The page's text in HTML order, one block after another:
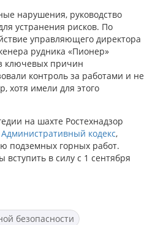
нарушения, руководство
устранения рисков. По
управляющего директора
рудника «Пионер»
ключевых причин
контроль за работами и не
хотя имели для этого
на шахте Ростехнадзор
кодекс,
подземных горных работ.
в силу с 1 сентября
безопасности